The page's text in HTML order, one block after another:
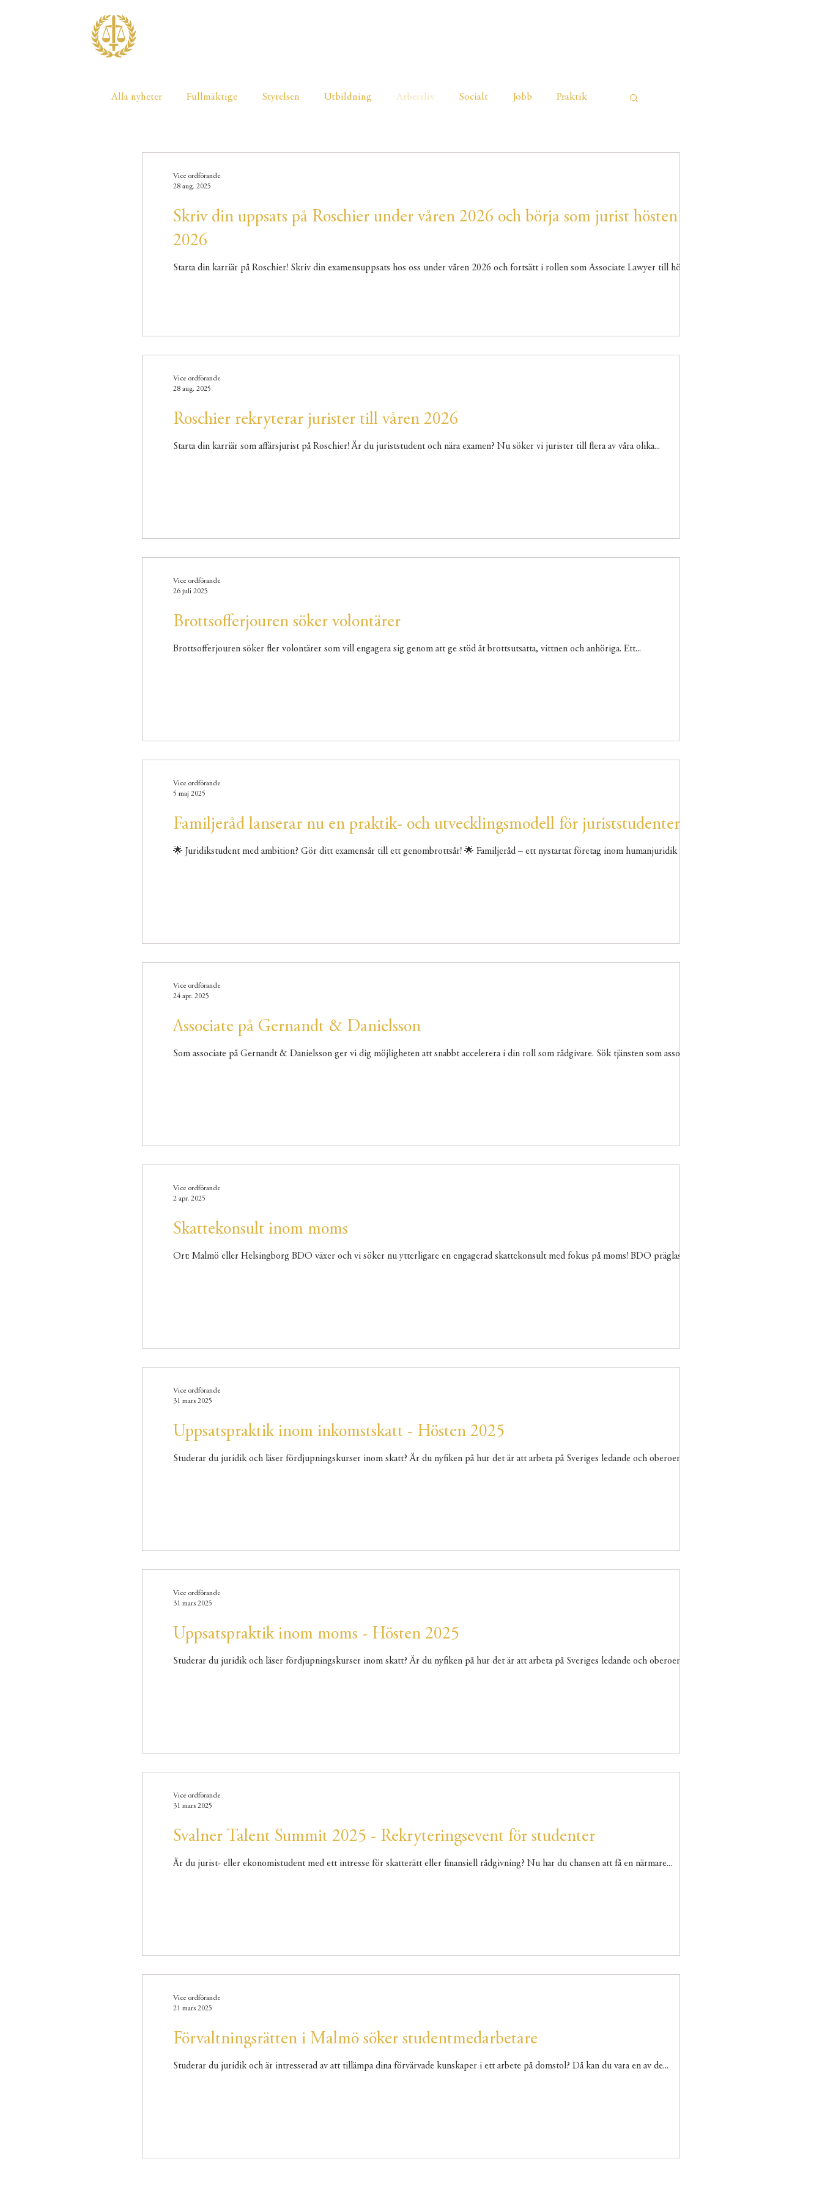
Alla nyheter Fullmäktige Styrelsen Utbildning Arbetsliv Socialt Jobb Praktik
Skriv din uppsats på Roschier under våren 2026 och börja som jurist hösten
2026
Starta din karriär på Roschier! Skriv din examensuppsats hos oss under våren 2026 och fortsätt i rollen som Associate Lawyer till hösten...
Vice ordförande
28 aug. 2025
Roschier rekryterar jurister till våren 2026
Starta din karriär som affärsjurist på Roschier! Är du juriststudent och nära examen? Nu söker vi jurister till flera av våra olika...
Vice ordförande
28 aug. 2025
Brottsofferjouren söker volontärer
Brottsofferjouren söker fler volontärer som vill engagera sig genom att ge stöd åt brottsutsatta, vittnen och anhöriga. Ett...
Vice ordförande
26 juli 2025
Familjeråd lanserar nu en praktik- och utvecklingsmodell för juriststudenter
🌟 Juridikstudent med ambition? Gör ditt examensår till ett genombrottsår! 🌟 Familjeråd – ett nystartat företag inom humanjuridik –...
Vice ordförande
5 maj 2025
Associate på Gernandt & Danielsson
Som associate på Gernandt & Danielsson ger vi dig möjligheten att snabbt accelerera i din roll som rådgivare. Sök tjänsten som associate...
Vice ordförande
24 apr. 2025
Skattekonsult inom moms
Ort: Malmö eller Helsingborg BDO växer och vi söker nu ytterligare en engagerad skattekonsult med fokus på moms! BDO präglas av en...
Vice ordförande
2 apr. 2025
Uppsatspraktik inom inkomstskatt - Hösten 2025
Studerar du juridik och läser fördjupningskurser inom skatt? Är du nyfiken på hur det är att arbeta på Sveriges ledande och oberoende...
Vice ordförande
31 mars 2025
Uppsatspraktik inom moms - Hösten 2025
Studerar du juridik och läser fördjupningskurser inom skatt? Är du nyfiken på hur det är att arbeta på Sveriges ledande och oberoende...
Vice ordförande
31 mars 2025
Svalner Talent Summit 2025 - Rekryteringsevent för studenter
Är du jurist- eller ekonomistudent med ett intresse för skatterätt eller finansiell rådgivning? Nu har du chansen att få en närmare...
Vice ordförande
31 mars 2025
Förvaltningsrätten i Malmö söker studentmedarbetare
Studerar du juridik och är intresserad av att tillämpa dina förvärvade kunskaper i ett arbete på domstol? Då kan du vara en av de...
Vice ordförande
21 mars 2025